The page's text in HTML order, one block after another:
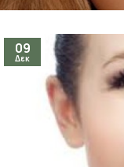
09
Δεκ